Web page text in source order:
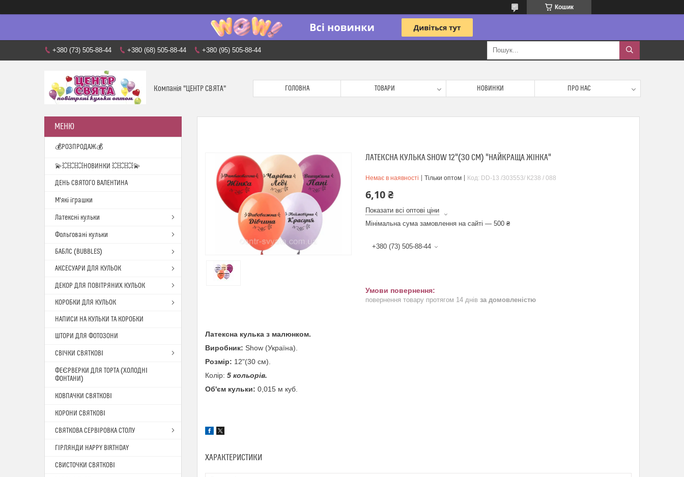
Кошик
+380 (73) 505-88-44 +380 (68) 505-88-44 +380 (95) 505-88-44
Компанія "ЦЕНТР СВЯТА" ГОЛОВНА ТОВАРИ НОВИНКИ ПРО НАС
ЛАТЕКСНА КУЛЬКА SHOW 12"(30 СМ) "НАЙКРАЩА ЖIНКА"
Немає в наявності Тільки оптом Код: DD-13 /303553/ К238 / 088
6,10 ₴
Показати всі оптові ціни
Мінімальна сума замовлення на сайті — 500 ₴
+380 (73) 505-88-44
повернення товару протягом 14 днів за домовленістю
Латексна кулька з малюнком.
Виробник: Show (Україна).
Розмір: 12"(30 см).
Колір: 5 кольорів.
Об'єм кульки: 0,015 м куб.
ХАРАКТЕРИСТИКИ
💰РОЗПРОДАЖ💰
💫💥💥💥НОВИНКИ 💥💥💥💫
ДЕНЬ СВЯТОГО ВАЛЕНТИНА
М'які іграшки
Латексні кульки
Фольговані кульки
БАБЛС (BUBBLES)
АКСЕСУАРИ ДЛЯ КУЛЬОК
ДЕКОР ДЛЯ ПОВІТРЯНИХ КУЛЬОК
КОРОБКИ ДЛЯ КУЛЬОК
НАПИСИ НА КУЛЬКИ ТА КОРОБКИ
ШТОРИ ДЛЯ ФОТОЗОНИ
СВІЧКИ СВЯТКОВІ
ФЕЄРВЕРКИ ДЛЯ ТОРТА (ХОЛОДНІ
ФОНТАНИ)
КОВПАЧКИ СВЯТКОВІ
КОРОНИ СВЯТКОВІ
СВЯТКОВА СЕРВІРОВКА СТОЛУ
ГІРЛЯНДИ HAPPY BIRTHDAY
СВИСТОЧКИ СВЯТКОВІ